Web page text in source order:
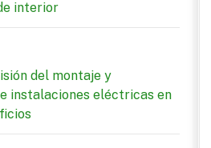
interior
del montaje y
instalaciones eléctricas en